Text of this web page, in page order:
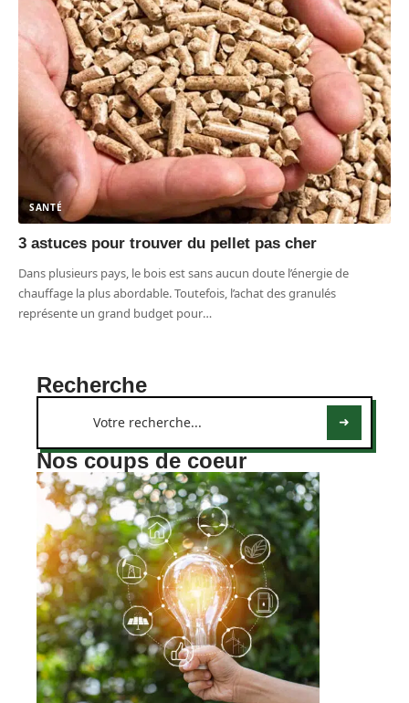
SANTÉ
3 astuces pour trouver du pellet pas cher
Dans plusieurs pays, le bois est sans aucun doute l’énergie de
chauffage la plus abordable. Toutefois, l’achat des granulés
représente un grand budget pour…
Recherche
Nos coups de coeur